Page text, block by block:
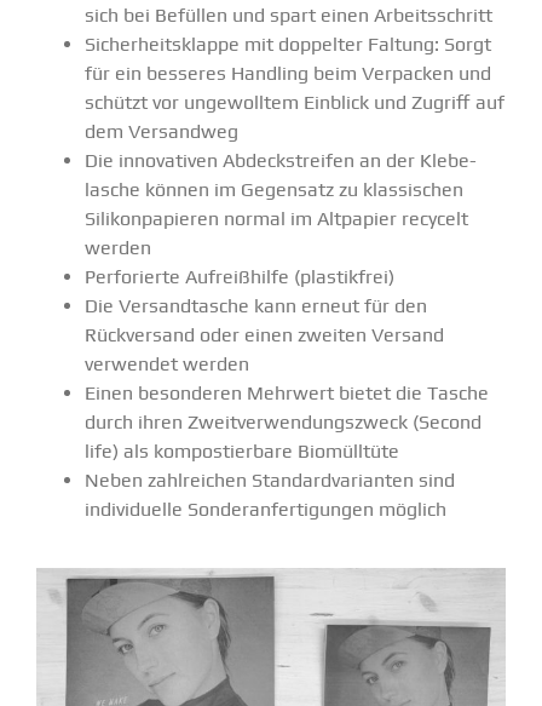
sich bei Befüllen und spart einen Arbeits­schritt
Sicher­heits­klappe mit doppelter Faltung: Sorgt
für ein besseres Handling beim Verpacken und
schützt vor ungewolltem Einblick und Zugriff auf
dem Versandweg
Die innova­tiven Abdeck­streifen an der Klebe­
lasche können im Gegensatz zu klassi­schen
Silikon­pa­pieren normal im Altpapier recycelt
werden
Perfo­rierte Aufreiß­hilfe (plastikfrei)
Die Versand­tasche kann erneut für den
Rückversand oder einen zweiten Versand
verwendet werden
Einen beson­deren Mehrwert bietet die Tasche
durch ihren Zweit­ver­wen­dungs­zweck (Second
life) als kompos­tierbare Biomülltüte
Neben zahlreichen Standard­va­ri­anten sind
indivi­duelle Sonder­an­fer­ti­gungen möglich